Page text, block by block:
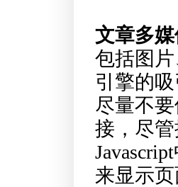
文章多媒
包括图
引擎的
尽量不
接，尽
来显示